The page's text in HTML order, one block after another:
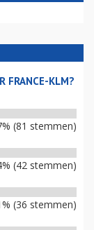
FRANCE-KLM?
(81 stemmen)
(42 stemmen)
(36 stemmen)